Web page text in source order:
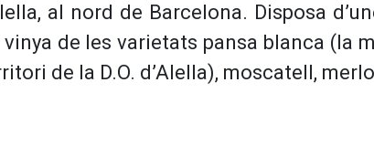
al nord de Barcelona. Disposa
vinya de les varietats pansa blanca (la
de la D.O. d’Alella), moscatell,